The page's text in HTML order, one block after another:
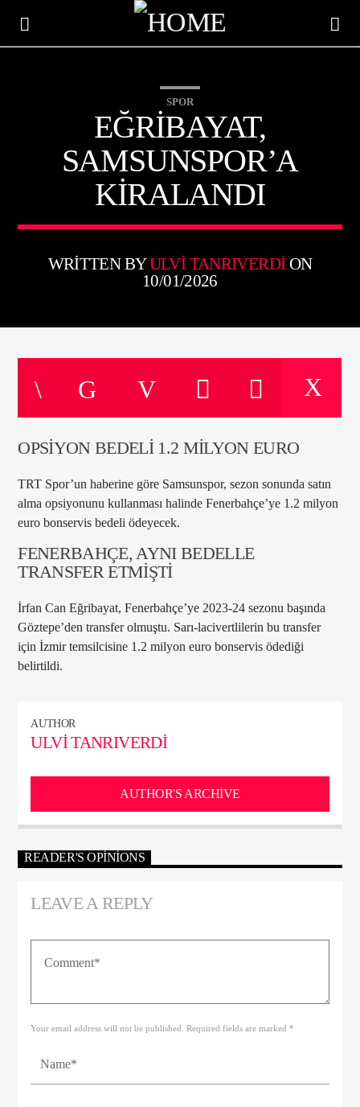
TITLE
DEVLERİN NEFESİ
Radyo Çağrı 97.5
SPOR
EĞRİBAYAT,
SAMSUNSPOR’A
KİRALANDI
WRITTEN BYULVI TANRIVERDION
10/01/2026
OPSİYON BEDELİ 1.2 MİLYON EURO
TRT Spor’un haberine göre Samsunspor, sezon sonunda satın
alma opsiyonunu kullanması halinde Fenerbahçe’ye 1.2 milyon
euro bonservis bedeli ödeyecek.
FENERBAHÇE, AYNI BEDELLE
TRANSFER ETMİŞTİ
İrfan Can Eğribayat, Fenerbahçe’ye 2023-24 sezonu başında
Göztepe’den transfer olmuştu. Sarı-lacivertlilerin bu transfer
için İzmir temsilcisine 1.2 milyon euro bonservis ödediği
belirtildi.
AUTHOR
ULVI TANRIVERDI
AUTHOR'S ARCHIVE
READER'S OPINIONS
LEAVE A REPLY
Your email address will not be published. Required fields are marked *